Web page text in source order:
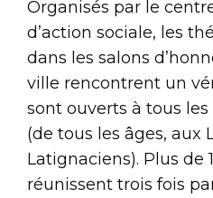
Organisés par le
d’action sociale, les
dans les salons
ville rencontrent un
sont ouverts à tous
(de tous les âges, aux
Latignaciens). Plus de
réunissent trois fois